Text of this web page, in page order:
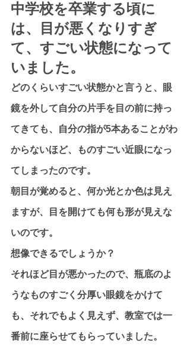
中学校を卒業する頃に
は、目が悪くなりすぎ
て、すごい状態になって
いました。
どのくらいすごい状態かと言うと、眼
鏡を外して自分の片手を目の前に持っ
てきても、自分の指が5本あることがわ
からないほど、ものすごい近眼になっ
てしまったのです。
朝目が覚めると、何か光とか色は見え
ますが、目を開けても何も形が見えな
いのです。
想像できるでしょうか？
それほど目が悪かったので、瓶底のよ
うなものすごく分厚い眼鏡をかけて
も、それでもよく見えず、教室では一
番前に座らせてもらっていました。